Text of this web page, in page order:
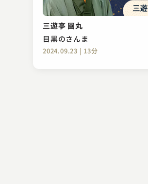
三遊亭 圓丸
目黒のさんま
2024.09.23 | 13分
金原亭 馬の助
本膳 ～百面相～
2024.08.28 | 16分